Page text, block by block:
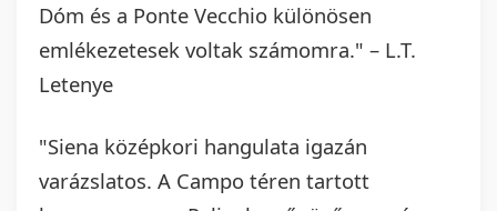
Dóm és a Ponte Vecchio különösen
emlékezetesek voltak számomra." – L.T.
Letenye
"Siena középkori hangulata igazán
varázslatos. A Campo téren tartott